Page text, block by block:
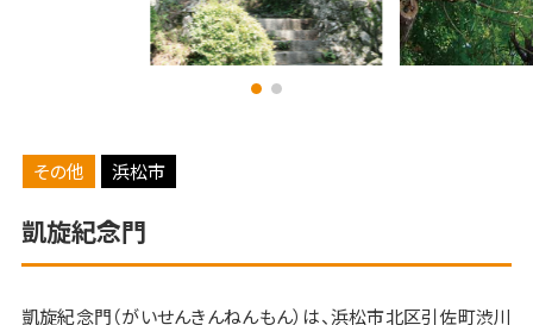
その他 浜松市
凱旋紀念門
凱旋紀念門（がいせんきんねんもん）は、浜松市北区引佐町渋川